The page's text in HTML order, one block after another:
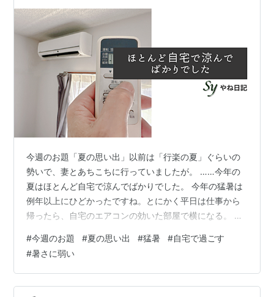
今週のお題「夏の思い出」以前は「行楽の夏」ぐらいの
勢いで、妻とあちこちに行っていましたが。 ……今年の
夏はほとんど自宅で涼んでばかりでした。 今年の猛暑は
例年以上にひどかったですね。とにかく平日は仕事から
帰ったら、自宅のエアコンの効いた部屋で横になる。 休
返しでした。 外出するとしても、冷房の効いた美術館な
どの屋内施設に行くか、外食ででかける程度でしたね。
炎天下の屋外に長くいるのは論外でした。まあ、コロナ
禍の反動やインバウンド需要の復活で、どこの行楽地も
#今週のお題 #夏の思い出 #猛暑 #自宅で過ごす
#暑さに弱い